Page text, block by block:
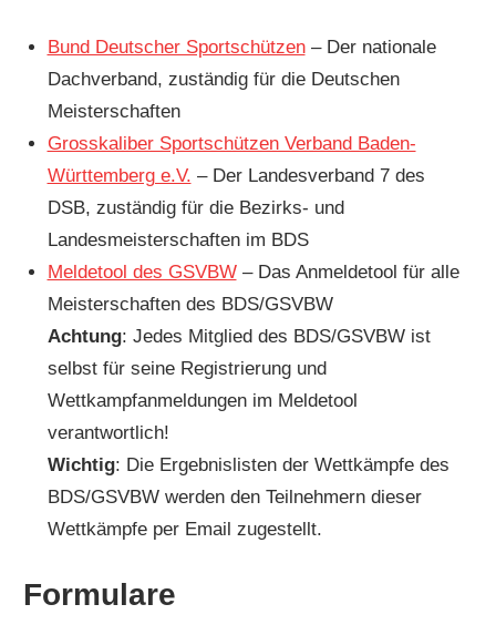
Bund Deutscher Sportschützen– Der nationale
Dachverband, zuständig für die Deutschen
Meisterschaften
Grosskaliber Sportschützen Verband Baden-
Württemberg e.V. – Der Landesverband 7 des
DSB, zuständig für die Bezirks- und
Landesmeisterschaften im BDS
Meldetool des GSVBW– Das Anmeldetool für alle
Meisterschaften des BDS/GSVBW
Achtung: Jedes Mitglied des BDS/GSVBW ist
selbst für seine Registrierung und
Wettkampfanmeldungen im Meldetool
verantwortlich!
Wichtig: Die Ergebnislisten der Wettkämpfe des
BDS/GSVBW werden den Teilnehmern dieser
Wettkämpfe per Email zugestellt.
Formulare